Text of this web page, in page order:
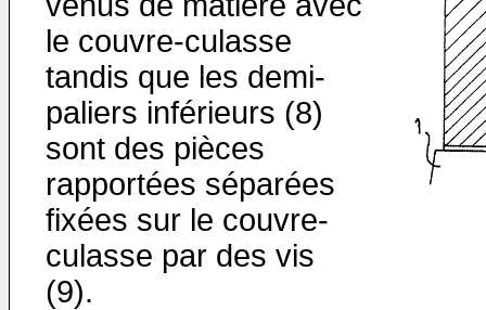
le couvre-culasse
tandis que les demi-
paliers inférieurs (8)
sont des pièces
rapportées séparées
fixées sur le couvre-
culasse par des vis
(9).